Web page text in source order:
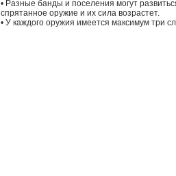
• Разные банды и поселения могут
спрятанное оружие и их сила возрастет.
• У каждого оружия имеется максимум три